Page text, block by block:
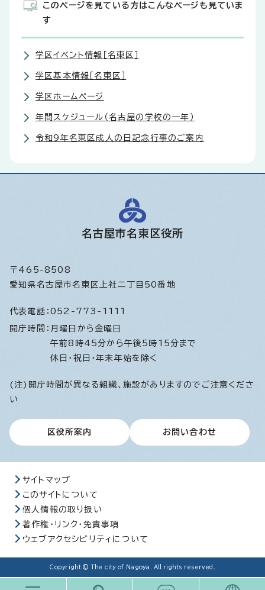
このページを見ている方はこんなページも見ていま
す
学区イベント情報［名東区］
学区基本情報［名東区］
学区ホームページ
年間スケジュール（名古屋の学校の一年）
令和9年名東区成人の日記念行事のご案内
名古屋市名東区役所
〒465-8508
愛知県名古屋市名東区上社二丁目50番地
代表電話： 052-773-1111
開庁時間： 月曜日から金曜日
午前8時45分から午後5時15分まで
休日・祝日・年末年始を除く
(注)開庁時間が異なる組織、施設がありますのでご注意くださ
い
区役所案内 お問い合わせ
サイトマップ
このサイトについて
個人情報の取り扱い
著作権・リンク・免責事項
ウェブアクセシビリティについて
Copyright © The city of Nagoya. All rights reserved.